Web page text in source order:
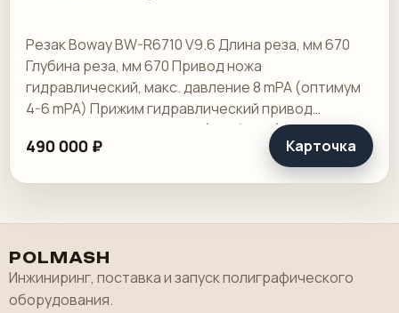
Резак Boway BW-R6710 V9.6 Длина реза, мм 670
Глубина реза, мм 670 Привод ножа
гидравлический, макс. давление 8 mPA (оптимум
4-6 mPA) Прижим гидравлический привод
Комплектация подставка (тумбочка)
Минимальная глубина.
490 000 ₽ Карточка
POLMASH
Инжиниринг, поставка и запуск полиграфического
оборудования.